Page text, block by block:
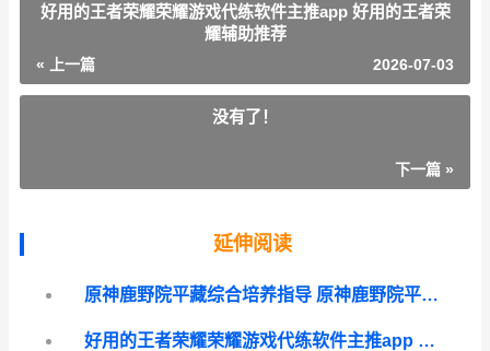
好用的王者荣耀荣耀游戏代练软件主推app 好用的王者荣
耀辅助推荐
« 上一篇 2026-07-03
没有了！
下一篇 »
延伸阅读
原神鹿野院平藏综合培养指导 原神鹿野院平藏培养攻略
好用的王者荣耀荣耀游戏代练软件主推app 好用的王者荣耀辅助推荐